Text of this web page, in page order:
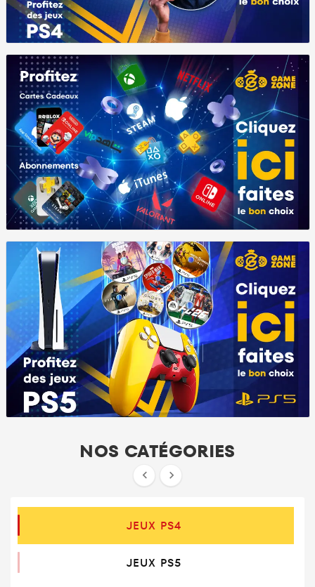
NOS CATÉGORIES
 
JEUX PS4
JEUX PS5